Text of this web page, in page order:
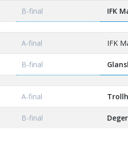
B-final IFK
A-final IFK
B-final
A-final
B-final